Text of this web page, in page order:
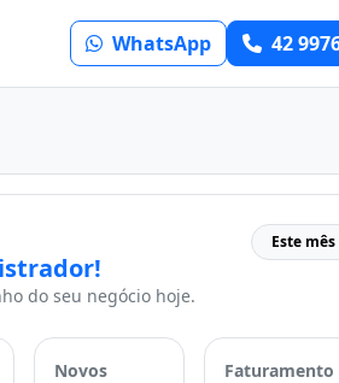
WhatsApp 42
do seu negócio hoje.
Este mês
Novos
Faturamento